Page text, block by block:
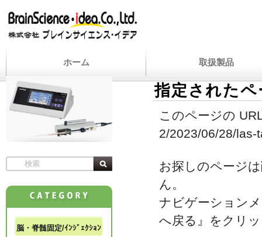
ホーム 取扱製品
指定された
このページの
2/2023/06/28/las-
お探しのページ
ん。
ナビゲーション
へ戻る』をクリ
脳・脊髄固定/ｲﾝｼﾞｪｸｼｮﾝ